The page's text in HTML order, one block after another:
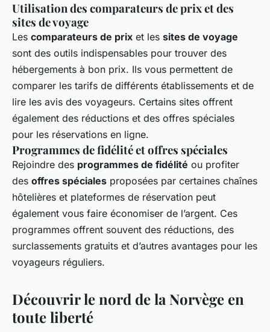
Utilisation des comparateurs de prix et des
sites de voyage
Les comparateurs de prix et les sites de voyage
sont des outils indispensables pour trouver des
hébergements à bon prix. Ils vous permettent de
comparer les tarifs de différents établissements et de
lire les avis des voyageurs. Certains sites offrent
également des réductions et des offres spéciales
pour les réservations en ligne.
Programmes de fidélité et offres spéciales
Rejoindre des programmes de fidélité ou profiter
des offres spéciales proposées par certaines chaînes
hôtelières et plateformes de réservation peut
également vous faire économiser de l’argent. Ces
programmes offrent souvent des réductions, des
surclassements gratuits et d’autres avantages pour les
voyageurs réguliers.
Découvrir le nord de la Norvège en
toute liberté